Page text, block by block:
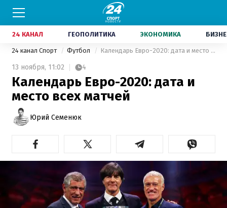
24 КАНАЛ ГЕОПОЛИТИКА ЭКОНОМИКА
24 канал Спорт Футбол Календарь Евро-2020: дата и место всех матчей
13 ноября, 11:02 4
Календарь Евро-2020: дата и
место всех матчей
Юрий Семенюк